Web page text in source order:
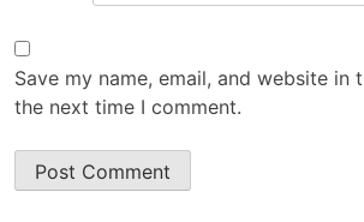
Save my name, email, and website in
the next time I comment.